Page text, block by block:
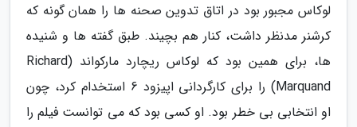
لوکاس مجبور بود در اتاق تدوین صحنه ها را همان گونه که
کرشنر مدنظر داشت، کنار هم بچیند. طبق گفته ها و شنیده
ها، برای همین بود که لوکاس ریچارد مارکواند (Richard
Marquand) را برای کارگردانی اپیزود 6 استخدام کرد، چون
او انتخابی بی خطر بود. او کسی بود که می توانست فیلم را